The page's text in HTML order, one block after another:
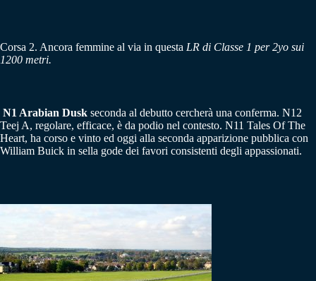
Corsa 2. Ancora femmine al via in questa LR di Classe 1 per 2yo sui
1200 metri.
N1 Arabian Dusk seconda al debutto cercherà una conferma. N12
Teej A, regolare, efficace, è da podio nel contesto. N11 Tales Of The
Heart, ha corso e vinto ed oggi alla seconda apparizione pubblica con
William Buick in sella gode dei favori consistenti degli appassionati.